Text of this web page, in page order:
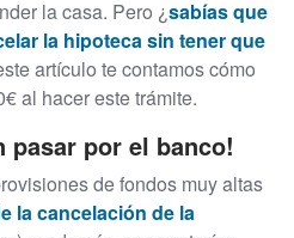
la casa. Pero ¿sabías que
la hipoteca sin tener que
artículo te contamos cómo
al hacer este trámite.
pasar por el banco!
de fondos muy altas
la cancelación de la